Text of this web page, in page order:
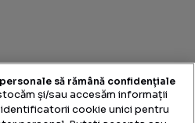
reunește toate inițiativele
din industria imobiliară,
să performeze.
să rămână confidențiale
și/sau accesăm informații
cookie unici pentru